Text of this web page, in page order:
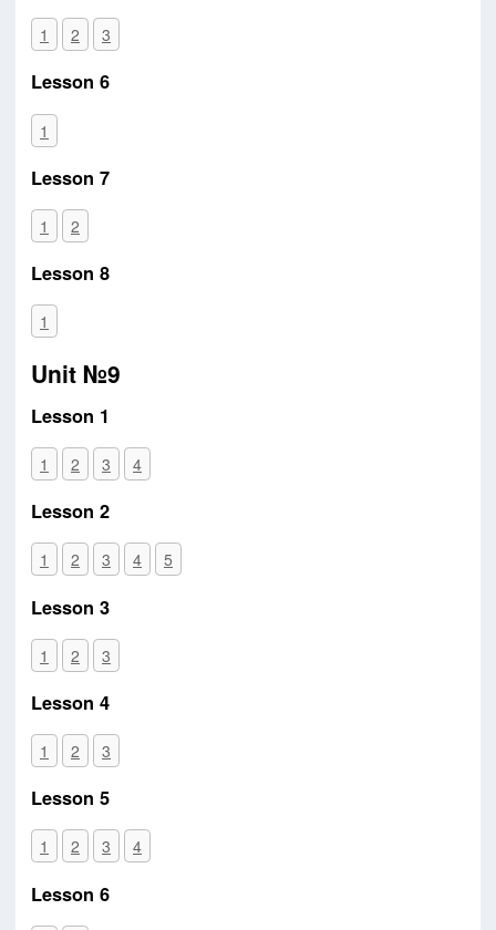
1 2 3
Lesson 6
1
Lesson 7
1 2
Lesson 8
1
Unit №9
Lesson 1
1 2 3 4
Lesson 2
1 2 3 4 5
Lesson 3
1 2 3
Lesson 4
1 2 3
Lesson 5
1 2 3 4
Lesson 6